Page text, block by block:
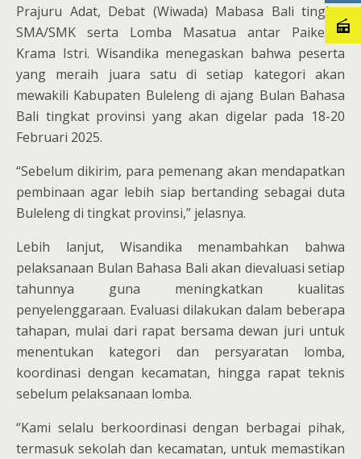
Prajuru Adat, Debat (Wiwada) Mabasa Bali tingkat
SMA/SMK serta Lomba Masatua antar Paiketan
Krama Istri. Wisandika menegaskan bahwa peserta
yang meraih juara satu di setiap kategori akan
mewakili Kabupaten Buleleng di ajang Bulan Bahasa
Bali tingkat provinsi yang akan digelar pada 18-20
Februari 2025.
“Sebelum dikirim, para pemenang akan mendapatkan
pembinaan agar lebih siap bertanding sebagai duta
Buleleng di tingkat provinsi,” jelasnya.
Lebih lanjut, Wisandika menambahkan bahwa
pelaksanaan Bulan Bahasa Bali akan dievaluasi setiap
tahunnya guna meningkatkan kualitas
penyelenggaraan. Evaluasi dilakukan dalam beberapa
tahapan, mulai dari rapat bersama dewan juri untuk
menentukan kategori dan persyaratan lomba,
koordinasi dengan kecamatan, hingga rapat teknis
sebelum pelaksanaan lomba.
“Kami selalu berkoordinasi dengan berbagai pihak,
termasuk sekolah dan kecamatan, untuk memastikan